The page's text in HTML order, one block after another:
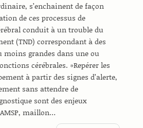
s’enchainent de façon
de ces processus de
conduit à un trouble du
(TND) correspondant à des
grandes dans une ou
cérébrales. »Repérer les
à partir des signes d’alerte,
sans attendre de
sont des enjeux
maillon…